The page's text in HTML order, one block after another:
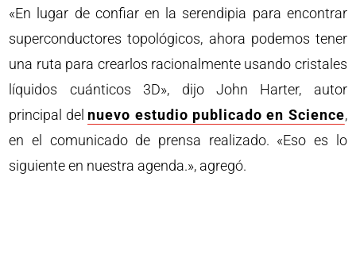
«En lugar de confiar en la serendipia para encontrar
superconductores topológicos, ahora podemos tener
una ruta para crearlos racionalmente usando cristales
líquidos cuánticos 3D», dijo John Harter, autor
principal del nuevo estudio publicado en Science,
en el comunicado de prensa realizado. «Eso es lo
siguiente en nuestra agenda.», agregó.